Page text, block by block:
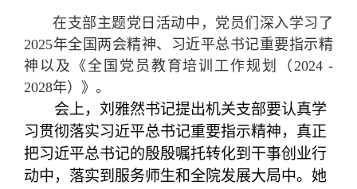
在支部主题党日活动中，党员们深入学习了
2025年全国两会精神、习近平总书记重要指示精
神以及《全国党员教育培训工作规划（2024 -
2028年）》。
会上，刘雅然书记提出机关支部要认真学
习贯彻落实习近平总书记重要指示精神，真正
把习近平总书记的殷殷嘱托转化到干事创业行
动中，落实到服务师生和全院发展大局中。她